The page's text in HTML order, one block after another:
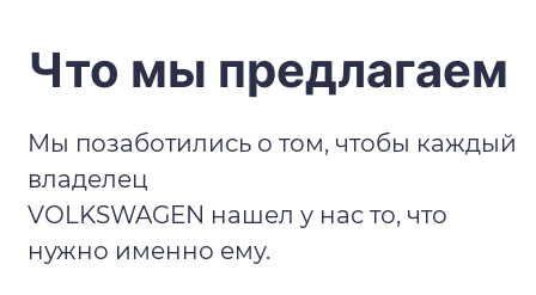
Что мы предлагаем
Мы позаботились о том, чтобы каждый
владелец
VOLKSWAGEN нашел у нас то, что
нужно именно ему.